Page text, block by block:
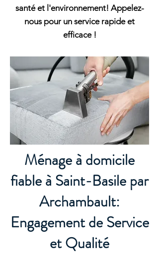
santé et l'environnement! Appelez-
nous pour un service rapide et
efficace !
Ménage à domicile
fiable à Saint-Basile par
Archambault:
Engagement de Service
et Qualité